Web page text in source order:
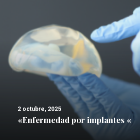
2 octubre, 2025
«Enfermedad por implantes «